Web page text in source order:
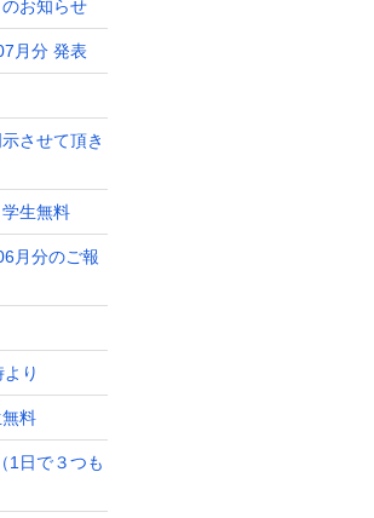
お知らせ
月分 発表
させて頂き
生無料
月分のご報
り
料
1日で３つも